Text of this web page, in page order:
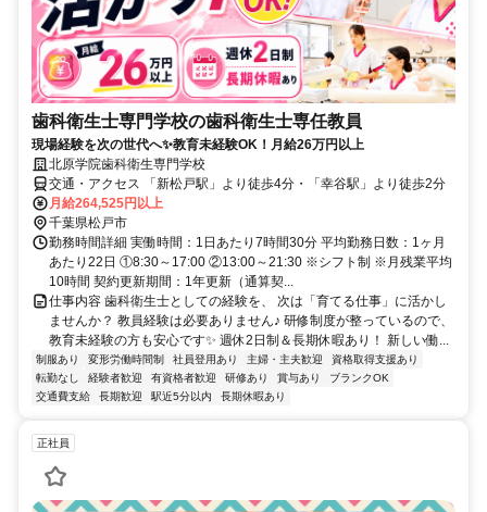
歯科衛生士専門学校の歯科衛生士専任教員
現場経験を次の世代へ✨教育未経験OK！月給26万円以上
北原学院歯科衛生専門学校
交通・アクセス 「新松戸駅」より徒歩4分・「幸谷駅」より徒歩2分
月給264,525円以上
千葉県松戸市
勤務時間詳細 実働時間：1日あたり7時間30分 平均勤務日数：1ヶ月
あたり22日 ①8:30～17:00 ②13:00～21:30 ※シフト制 ※月残業平均
10時間 契約更新期間：1年更新（通算契...
仕事内容 歯科衛生士としての経験を、 次は「育てる仕事」に活かし
ませんか？ 教員経験は必要ありません♪ 研修制度が整っているので、
教育未経験の方も安心です✨ 週休2日制＆長期休暇あり！ 新しい働...
制服あり 変形労働時間制 社員登用あり 主婦・主夫歓迎
資格取得支援あり
転勤なし
経験者歓迎 有資格者歓迎 研修あり 賞与あり
ブランクOK
交通費支給
長期歓迎 駅近5分以内 長期休暇あり
正社員